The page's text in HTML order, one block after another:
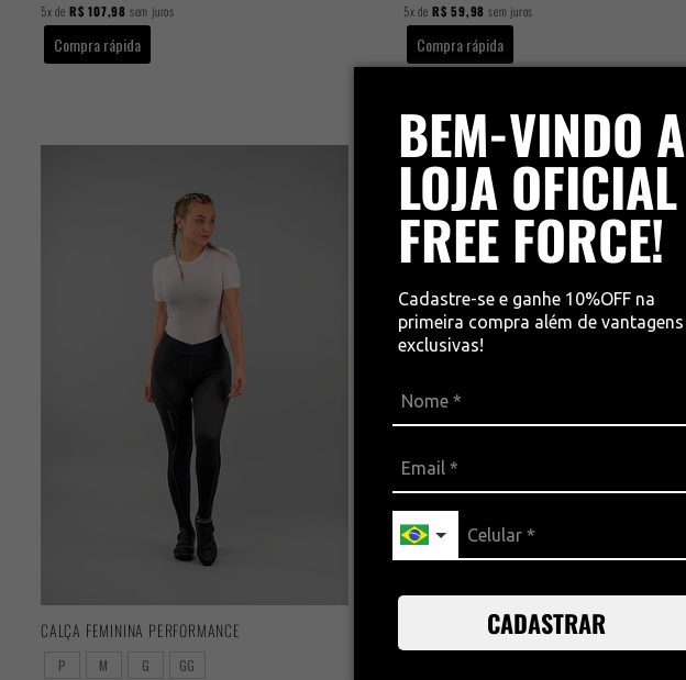
BEM-VINDO A
LOJA OFICIAL
FREE FORCE!
Cadastre-se e ganhe 10%OFF na
primeira compra além de vantagens
exclusivas!
CADASTRAR
5xde R$ 107,98 sem juros
Compra rápida
5xde R$ 59,98 sem juros
Compra rápida
CALÇA FEMININA PERFORMANCE
P M G GG
CALÇA MASCULINA PERFORMANCE